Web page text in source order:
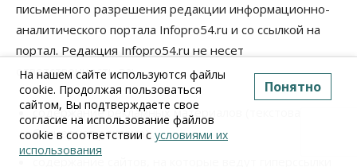
письменного разрешения редакции информационно-
аналитического портала Infopro54.ru и со ссылкой на
портал. Редакция Infopro54.ru не несет
ответственность за:
содержание рекламных материалов (текстовая и
баннерная реклама),
На нашем сайте используются файлы
cookie. Продолжая пользоваться
сайтом, Вы подтверждаете свое
согласие на использование файлов
cookie в соответствии с условиями их
использования
Понятно